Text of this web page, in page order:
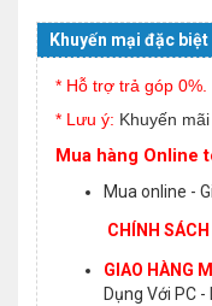
Khuyến mại đặc
* Hỗ trợ trả góp 0%.
* Lưu ý: Khuyến
Mua hàng Online
Mua online -
CHÍNH
GIAO HÀNG
Dụng Với PC